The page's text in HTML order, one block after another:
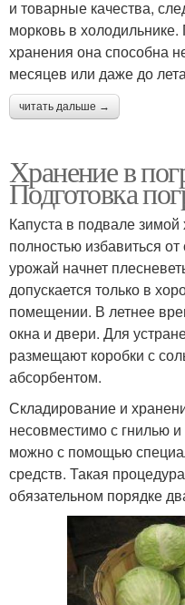
и товарные качества,
морковь в
хранения она способна
месяцев или даже до
читать дальше →
Хранение в
Подготовка
Капуста в подвале зимой
полностью избавиться
урожай начнет
допускается только в
помещении. В летнее
окна и двери. Для
размещают коробки с
абсорбентом.
Складирование и
несовместимо с гнилью
можно с помощью
средств. Такая
обязательном порядке